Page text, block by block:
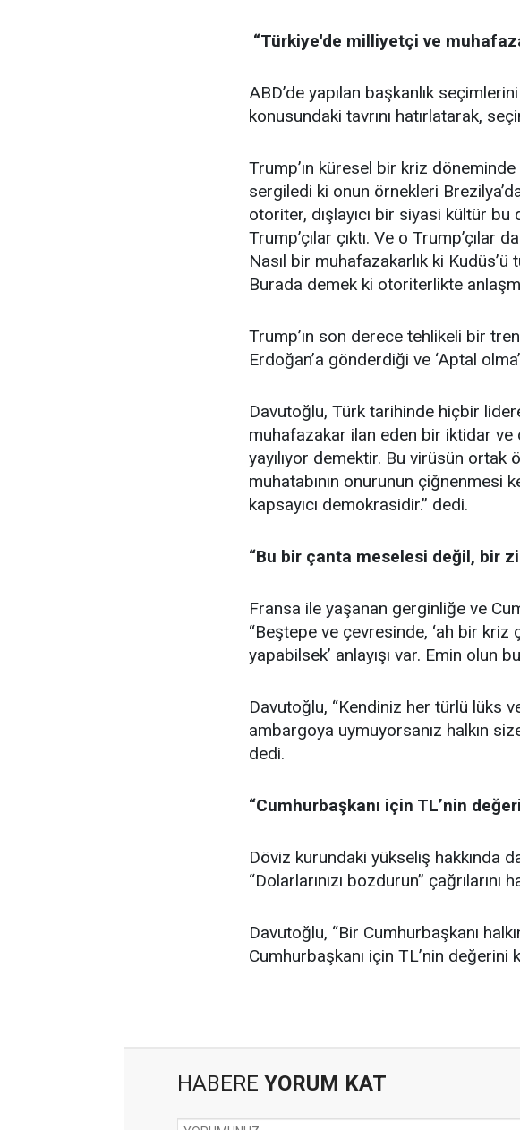
“Türkiye'de milliyetçi ve
ABD’de yapılan başkanlık
konusundaki tavrını hatırlatarak,
Trump’ın küresel bir kriz
sergiledi ki onun örnekleri
otoriter, dışlayıcı bir siyasi kültür
Trump’çılar çıktı. Ve o
Nasıl bir muhafazakarlık ki
Burada demek ki otoriterlikte
Trump’ın son derece tehlikeli bir
Erdoğan’a gönderdiği ve ‘Aptal
Davutoğlu, Türk tarihinde hiçbir
muhafazakar ilan eden bir iktidar ve
yayılıyor demektir. Bu virüsün ortak
muhatabının onurunun çiğnenmesi
kapsayıcı demokrasidir.” dedi.
“Bu bir çanta meselesi değil, bir
Fransa ile yaşanan gerginliğe ve
“Beştepe ve çevresinde, ‘ah bir
yapabilsek’ anlayışı var. Emin olun
Davutoğlu, “Kendiniz her türlü lüks
ambargoya uymuyorsanız halkın
dedi.
“Cumhurbaşkanı için TL’nin
Döviz kurundaki yükseliş hakkında
“Dolarlarınızı bozdurun” çağrılarını
Davutoğlu, “Bir Cumhurbaşkanı
Cumhurbaşkanı için TL’nin
HABERE YORUM KAT